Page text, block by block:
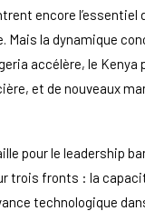
encore l’essentiel
Mais la dynamique
accélère, le Kenya
et de nouveaux
pour le leadership
trois fronts : la
technologique